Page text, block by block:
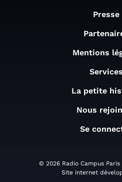
Presse
Mentions
Services
La petite
Nous
Se
© 2026 Radio Campus
Site internet